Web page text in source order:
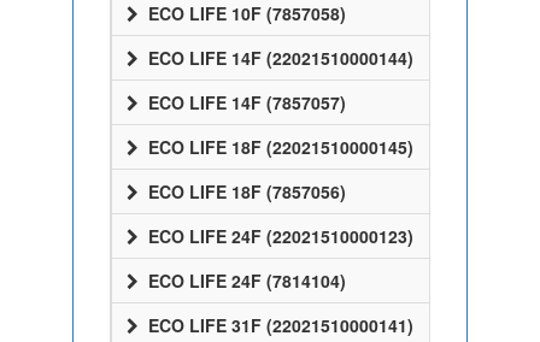
ECO LIFE 10F (7857058)
ECO LIFE 14F (22021510000144)
ECO LIFE 14F (7857057)
ECO LIFE 18F (22021510000145)
ECO LIFE 18F (7857056)
ECO LIFE 24F (22021510000123)
ECO LIFE 24F (7814104)
ECO LIFE 31F (22021510000141)